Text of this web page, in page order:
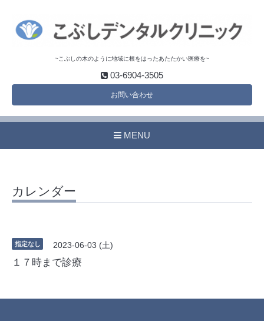
~こぶしの木のように地域に根をはったあたたかい医療を~
03-6904-3505
お問い合わせ
MENU
カレンダー
指定なし 2023-06-03 (土)
１７時まで診療